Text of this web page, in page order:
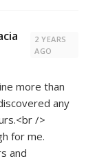
2 YEARS
AGO
more than
any
/>
for me.
and